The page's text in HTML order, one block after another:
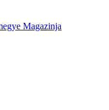
Magazinja